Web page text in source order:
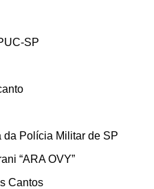
SP
da Polícia Militar de SP
“ARA OVY”
Cantos